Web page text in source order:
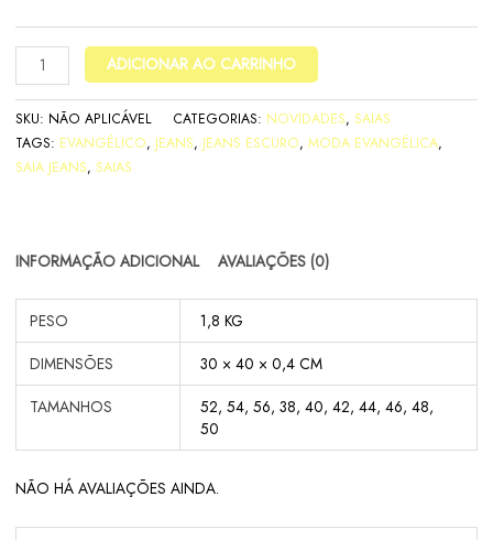
ADICIONAR AO CARRINHO
SKU: NÃO APLICÁVEL CATEGORIAS: NOVIDADES, SAIAS
TAGS: EVANGÉLICO, JEANS, JEANS ESCURO, MODA EVANGÉLICA,
SAIA JEANS, SAIAS
INFORMAÇÃO ADICIONAL AVALIAÇÕES (0)
PESO
1,8 KG
DIMENSÕES
30 × 40 × 0,4 CM
TAMANHOS
52, 54, 56, 38, 40, 42, 44, 46, 48,
50
NÃO HÁ AVALIAÇÕES AINDA.